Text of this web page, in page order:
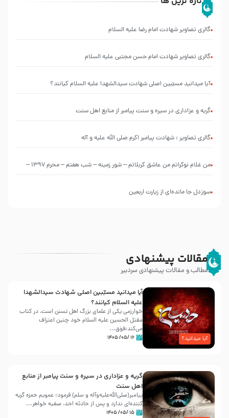
گالری تصاویر شهادت امام رضا علیه السلام
گالری تصاویر شهادت امام حسن مجتبی علیه السلام
آیا میدانید مسبّبین اصلی شهادت سیدالشهدا علیه ‌السلام کیانند؟
گریه و عزاداری در سیره و سنت پیامبر از منابع اهل سنت
گالری تصاویر : شهادت پیامبر اکرم صلی الله علیه و آله
من غلام نوکراتم من عاشق کربلاتم – شور زمینه – شب هفتم – محرم 1397 –
سوزدل جا مانده‌ای از زیارت اربعین
مقالات پیشنهادی
مطالب و مقالات پیشنهادی سردبیر
آیا میدانید؟
آیا میدانید مسبّبین اصلی شهادت سیدالشهدا
علیه ‌السلام کیانند؟
خوارزمی یکی از علمای بزرگ اهل تسنن است، در کتاب
مقتل الحسین علیه ‌السلام خود چنین اعتراف
می‌کند:فوَق...
۱۶ /۰۵/ ۱۴۰۵
گریه و عزاداری در سیره و سنت پیامبر از منابع
اهل سنت
پیامبر(صلی‌الله‌علیه‌وآله و سلم) فرمود: عمویم حمزه گریه
کننده‌ای ندارد و پس از حادثه احد، صفیه خواهر...
۱۵ /۰۵/ ۱۴۰۵